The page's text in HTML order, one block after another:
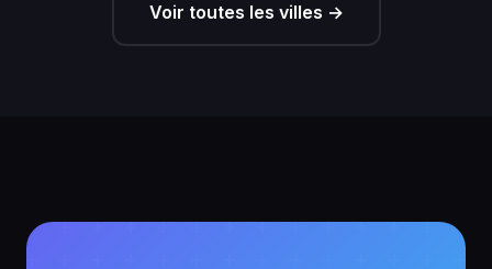
Voir toutes les villes →